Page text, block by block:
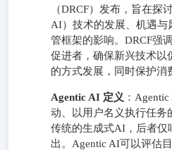
（DRCF）发布，旨在探
AI）技术的发展、机遇与
管框架的影响。DRCF强
促进者，确保新兴技术以
的方式发展，同时保护消
Agentic AI 定义 ：
动、以用户名义执行任务
传统的生成式AI，后者仅
出。Agentic AI可以评估